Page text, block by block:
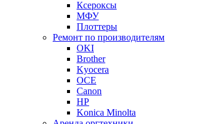
Ксероксы
МФУ
Плоттеры
Ремонт по производителям
OKI
Brother
Kyocera
OCE
Canon
HP
Konica Minolta